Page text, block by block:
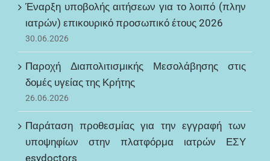
Έναρξη υποβολής αιτήσεων για το λοιπό (πλην
ιατρών) επικουρικό προσωπικό έτους 2026
30.06.2026
Παροχή Διαπολιτισμικής Μεσολάβησης στις
δομές υγείας της Κρήτης
26.06.2026
Παράταση προθεσμίας για την εγγραφή των
υποψηφίων στην πλατφόρμα ιατρών ΕΣΥ
esydoctors